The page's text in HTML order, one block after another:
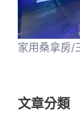
家用桑拿房/
文章分類